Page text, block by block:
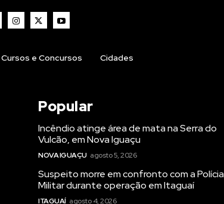
Cursos e Concursos Cidades
Popular
Incêndio atinge área de mata na Serra do
Vulcão, em Nova Iguaçu
NOVA IGUAÇU agosto 5, 2026
Suspeito morre em confronto com a Polícia
Militar durante operação em Itaguaí
ITAGUAÍ agosto 4, 2026